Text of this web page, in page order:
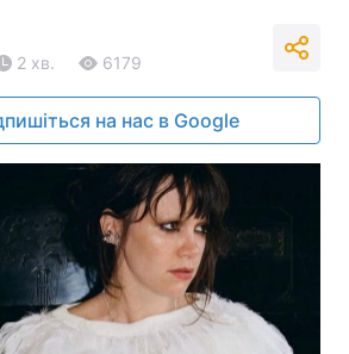
2 хв. 6179
на нас в Google